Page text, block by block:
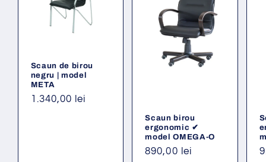
Scaun de birou
negru | model
META
Preț
1.340,00 lei
Scaun birou
ergonomic ✔
model OMEGA-O
Preț
890,00 lei